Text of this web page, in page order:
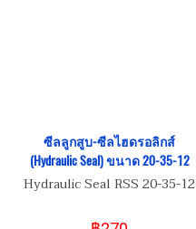
ซีลลูกสูบ-ซีลไฮดรอลิกส์
(Hydraulic Seal) ขนาด 20-35-12
Hydraulic Seal RSS 20-35-12